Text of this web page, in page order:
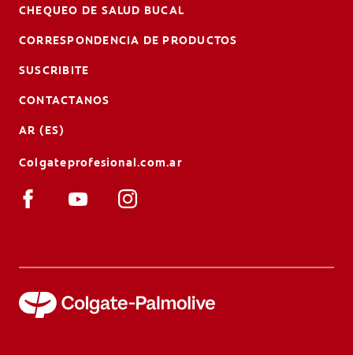
CHEQUEO DE SALUD BUCAL
CORRESPONDENCIA DE PRODUCTOS
SUSCRIBITE
CONTACTANOS
AR (ES)
Colgateprofesional.com.ar